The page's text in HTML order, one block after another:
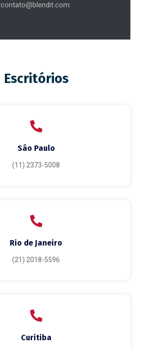
contato@blendit.com
Escritórios
São Paulo
(11) 2373-5008
Rio de Janeiro
(21) 2018-5596
Curitiba